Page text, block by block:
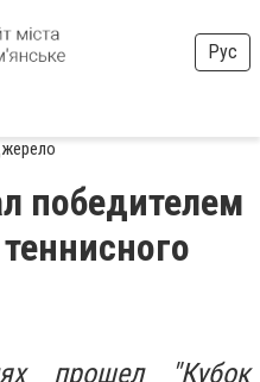
Рус
победителем
прошел "Кубок